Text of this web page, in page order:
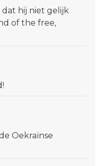
dat hij niet gelijk
of the free,
Oekraïnse